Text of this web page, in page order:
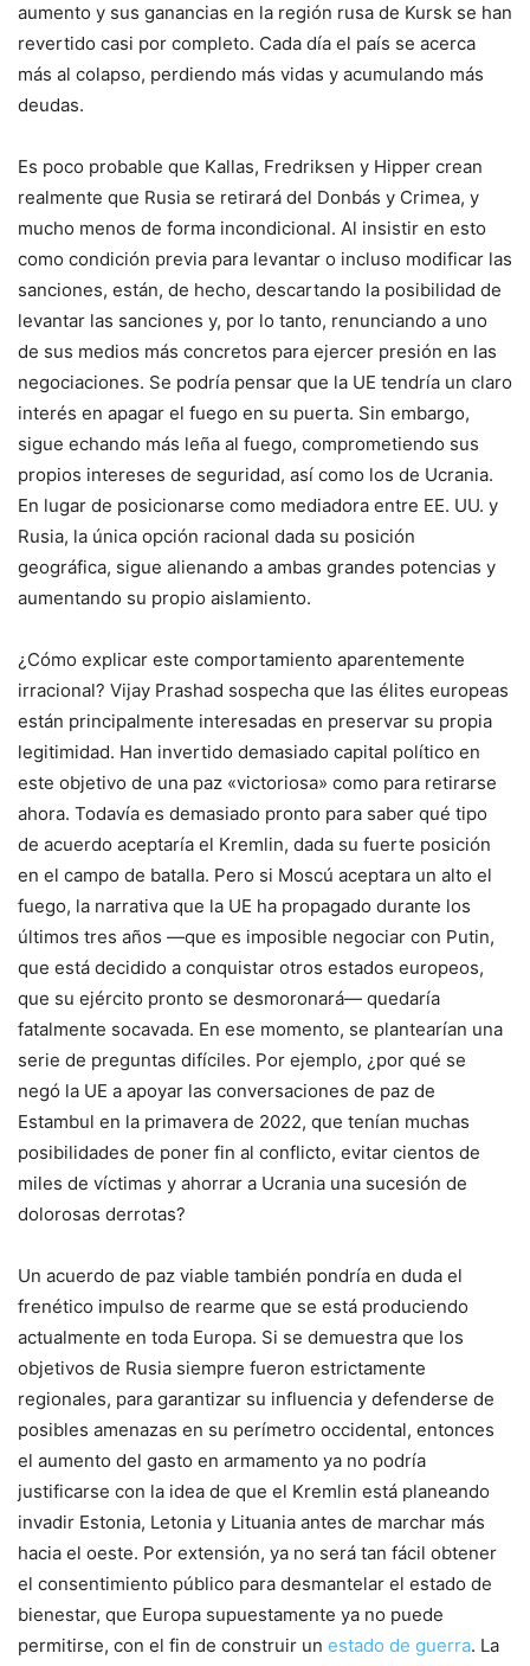
aumento y sus ganancias en la región rusa de Kursk se han
revertido casi por completo. Cada día el país se acerca
más al colapso, perdiendo más vidas y acumulando más
deudas.
Es poco probable que Kallas, Fredriksen y Hipper crean
realmente que Rusia se retirará del Donbás y Crimea, y
mucho menos de forma incondicional. Al insistir en esto
como condición previa para levantar o incluso modificar las
sanciones, están, de hecho, descartando la posibilidad de
levantar las sanciones y, por lo tanto, renunciando a uno
de sus medios más concretos para ejercer presión en las
negociaciones. Se podría pensar que la UE tendría un claro
interés en apagar el fuego en su puerta. Sin embargo,
sigue echando más leña al fuego, comprometiendo sus
propios intereses de seguridad, así como los de Ucrania.
En lugar de posicionarse como mediadora entre EE. UU. y
Rusia, la única opción racional dada su posición
geográfica, sigue alienando a ambas grandes potencias y
aumentando su propio aislamiento.
¿Cómo explicar este comportamiento aparentemente
irracional? Vijay Prashad sospecha que las élites europeas
están principalmente interesadas en preservar su propia
legitimidad. Han invertido demasiado capital político en
este objetivo de una paz «victoriosa» como para retirarse
ahora. Todavía es demasiado pronto para saber qué tipo
de acuerdo aceptaría el Kremlin, dada su fuerte posición
en el campo de batalla. Pero si Moscú aceptara un alto el
fuego, la narrativa que la UE ha propagado durante los
últimos tres años —que es imposible negociar con Putin,
que está decidido a conquistar otros estados europeos,
que su ejército pronto se desmoronará— quedaría
fatalmente socavada. En ese momento, se plantearían una
serie de preguntas difíciles. Por ejemplo, ¿por qué se
negó la UE a apoyar las conversaciones de paz de
Estambul en la primavera de 2022, que tenían muchas
posibilidades de poner fin al conflicto, evitar cientos de
miles de víctimas y ahorrar a Ucrania una sucesión de
dolorosas derrotas?
Un acuerdo de paz viable también pondría en duda el
frenético impulso de rearme que se está produciendo
actualmente en toda Europa. Si se demuestra que los
objetivos de Rusia siempre fueron estrictamente
regionales, para garantizar su influencia y defenderse de
posibles amenazas en su perímetro occidental, entonces
el aumento del gasto en armamento ya no podría
justificarse con la idea de que el Kremlin está planeando
invadir Estonia, Letonia y Lituania antes de marchar más
hacia el oeste. Por extensión, ya no será tan fácil obtener
el consentimiento público para desmantelar el estado de
bienestar, que Europa supuestamente ya no puede
permitirse, con el fin de construir un estado de guerra. La